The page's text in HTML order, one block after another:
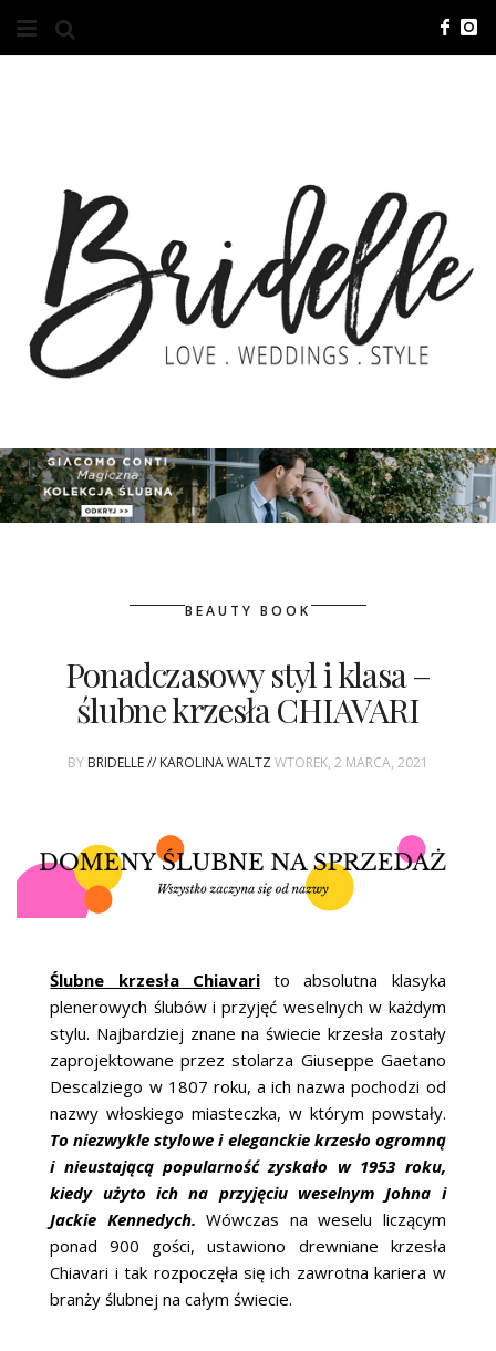
O NAS
KONTAKT
REKLAMA
ADVERTISING
ZGŁOSZENIA
KONKURSY
WASZE ŚLUBY
{HOT SEXY BEST}
ŚLUBNE STYLE
MAGAZYNY
ARCHIWUM
BEAUTY BOOK
Ponadczasowy styl i klasa –
ślubne krzesła CHIAVARI
BY BRIDELLE // KAROLINA WALTZWTOREK, 2 MARCA, 2021
Ślubne krzesła Chiavarito absolutna klasyka
plenerowych ślubów i przyjęć weselnych w każdym
stylu. Najbardziej znane na świecie krzesła zostały
zaprojektowane przez stolarza Giuseppe Gaetano
Descalziego w 1807 roku, a ich nazwa pochodzi od
nazwy włoskiego miasteczka, w którym powstały.
To niezwykle stylowe i eleganckie krzesło ogromną
i nieustającą popularność zyskało w 1953 roku,
kiedy użyto ich na przyjęciu weselnym Johna i
Jackie Kennedych. Wówczas na weselu liczącym
ponad 900 gości, ustawiono drewniane krzesła
Chiavari i tak rozpoczęła się ich zawrotna kariera w
branży ślubnej na całym świecie.